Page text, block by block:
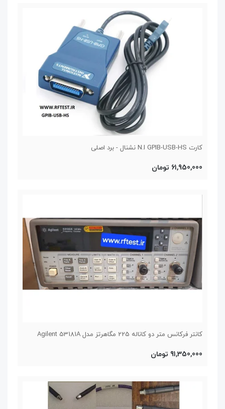
کارت N.I GPIB-USB-HS نشنال - برد اصلی
61,950,000 تومان
کانتر فرکانس متر دو کاناله 225 مگاهرتز مدل Agilent 53181A
91,350,000 تومان